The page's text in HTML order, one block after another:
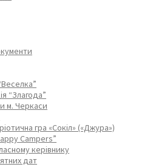
“Злагода”
м. Черкаси
гра «Сокіл» («Джура»)
Campers”
керівнику
дат